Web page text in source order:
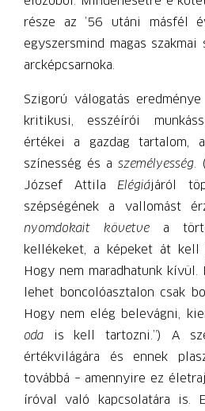
része az ’56 utáni másfél
egyszersmind magas
arcképcsarnoka.
Szigorú válogatás
kritikusi, esszéírói
értékei a gazdag tartalom,
színesség és a személyesség.
József Attila Elégiájáról
szépségének a vallomást
nyomdokait követvea
kellékeket, a képeket át kell
Hogy nem maradhatunk
lehet boncolóasztalon csak
Hogy nem elég belevágni,
oda is kell tartozni.”) A
értékvilágára és ennek
továbbá – amennyire ez
íróval való kapcsolatára is.